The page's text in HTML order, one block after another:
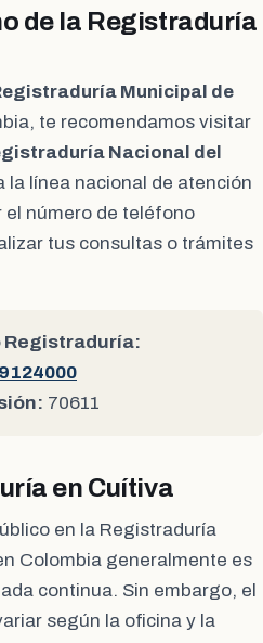
de la Registraduría
Municipal de
te recomendamos visitar
Nacional del
la línea nacional de atención
el número de teléfono
tus consultas o trámites
Registraduría:
70611
en Cuítiva
en la Registraduría
Colombia generalmente es
continua. Sin embargo, el
según la oficina y la